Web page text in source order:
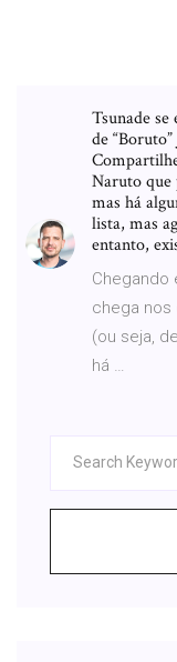
Tsunade
de
Naruto que
mas há
lista, mas
entanto,
Chegando
chega nos
(ou seja,
há …